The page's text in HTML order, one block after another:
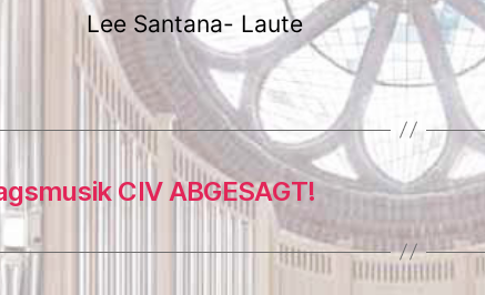
Lee Santana- Laute
CIV ABGESAGT!